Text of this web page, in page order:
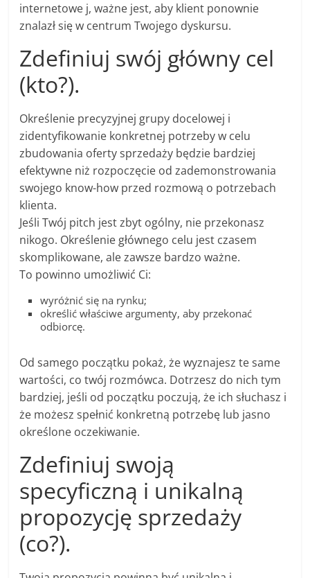
internetowe j, ważne jest, aby klient ponownie
znalazł się w centrum Twojego dyskursu.
Zdefiniuj swój główny cel
(kto?).
Określenie precyzyjnej grupy docelowej i
zidentyfikowanie konkretnej potrzeby w celu
zbudowania oferty sprzedaży będzie bardziej
efektywne niż rozpoczęcie od zademonstrowania
swojego know-how przed rozmową o potrzebach
klienta.
Jeśli Twój pitch jest zbyt ogólny, nie przekonasz
nikogo. Określenie głównego celu jest czasem
skomplikowane, ale zawsze bardzo ważne.
To powinno umożliwić Ci:
wyróżnić się na rynku;
określić właściwe argumenty, aby przekonać
odbiorcę.
Od samego początku pokaż, że wyznajesz te same
wartości, co twój rozmówca. Dotrzesz do nich tym
bardziej, jeśli od początku poczują, że ich słuchasz i
że możesz spełnić konkretną potrzebę lub jasno
określone oczekiwanie.
Zdefiniuj swoją
specyficzną i unikalną
propozycję sprzedaży
(co?).